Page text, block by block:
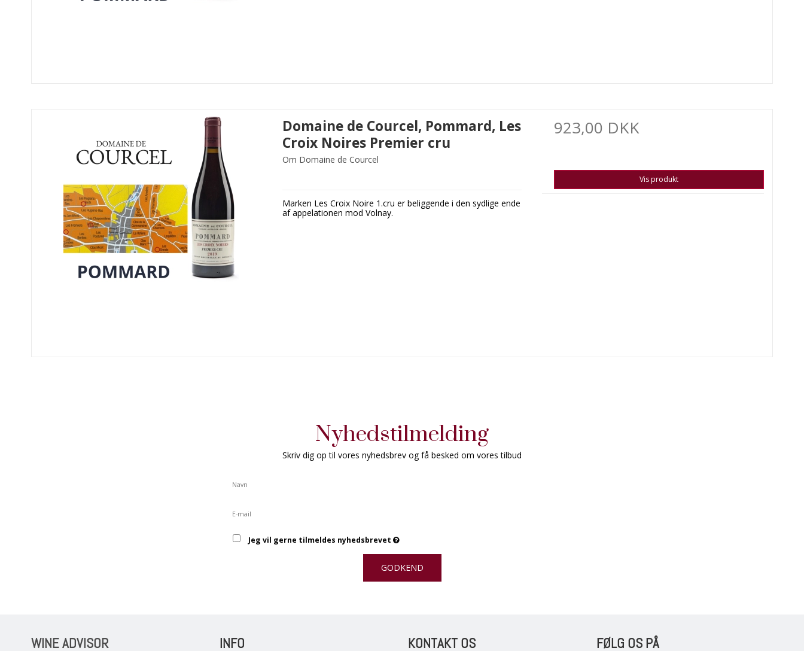
Domaine de Courcel, Pommard, Les
Croix Noires Premier cru
Om Domaine de Courcel
Marken Les Croix Noire 1.cru er beliggende i den sydlige ende
af appelationen mod Volnay.
923,00 DKK
Vis produkt
Nyhedstilmelding
Skriv dig op til vores nyhedsbrev og få besked om vores tilbud
Jeg vil gerne tilmeldes nyhedsbrevet
GODKEND
WINE ADVISOR INFO KONTAKT OS FØLG OS PÅ